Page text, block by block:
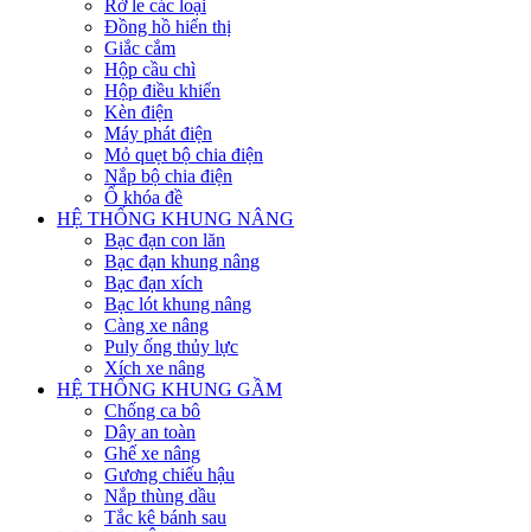
Rờ le các loại
Đồng hồ hiển thị
Giắc cắm
Hộp cầu chì
Hộp điều khiển
Kèn điện
Máy phát điện
Mỏ quẹt bộ chia điện
Nắp bộ chia điện
Ổ khóa đề
HỆ THỐNG KHUNG NÂNG
Bạc đạn con lăn
Bạc đạn khung nâng
Bạc đạn xích
Bạc lót khung nâng
Càng xe nâng
Puly ống thủy lực
Xích xe nâng
HỆ THỐNG KHUNG GẦM
Chống ca bô
Dây an toàn
Ghế xe nâng
Gương chiếu hậu
Nắp thùng dầu
Tắc kê bánh sau